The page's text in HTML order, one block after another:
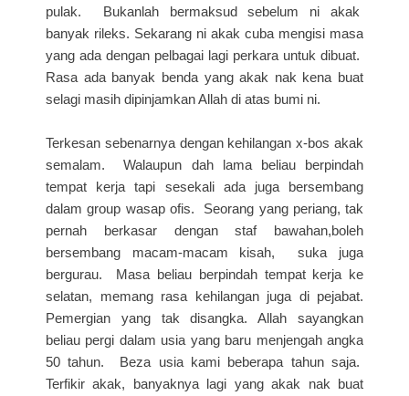
pulak. Bukanlah bermaksud sebelum ni akak
banyak rileks. Sekarang ni akak cuba mengisi masa
yang ada dengan pelbagai lagi perkara untuk dibuat.
Rasa ada banyak benda yang akak nak kena buat
selagi masih dipinjamkan Allah di atas bumi ni.
Terkesan sebenarnya dengan kehilangan x-bos akak
semalam. Walaupun dah lama beliau berpindah
tempat kerja tapi sesekali ada juga bersembang
dalam group wasap ofis. Seorang yang periang, tak
pernah berkasar dengan staf bawahan,boleh
bersembang macam-macam kisah, suka juga
bergurau. Masa beliau berpindah tempat kerja ke
selatan, memang rasa kehilangan juga di pejabat.
Pemergian yang tak disangka. Allah sayangkan
beliau pergi dalam usia yang baru menjengah angka
50 tahun. Beza usia kami beberapa tahun saja.
Terfikir akak, banyaknya lagi yang akak nak buat